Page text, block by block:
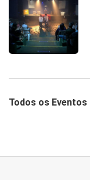
Todos os Eventos